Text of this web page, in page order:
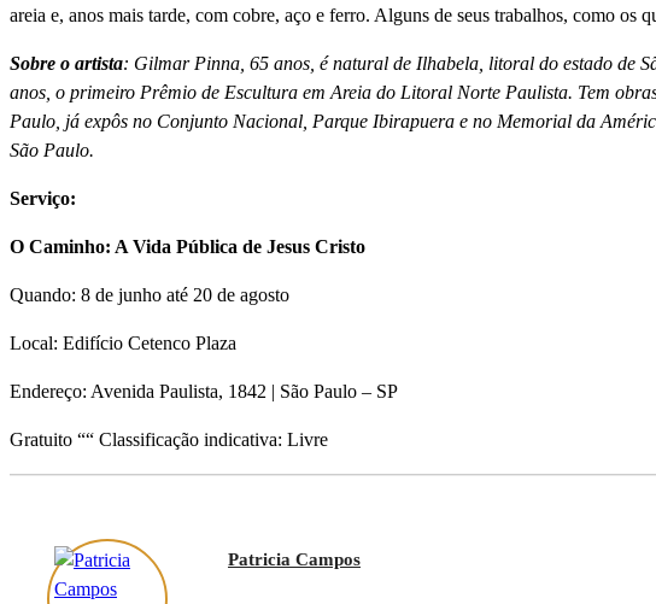
areia e, anos mais tarde, com cobre, aço e ferro. Alguns de seus trabalhos, como
Sobre o artista: Gilmar Pinna, 65 anos, é natural de Ilhabela, litoral do estado de
anos, o primeiro Prêmio de Escultura em Areia do Litoral Norte Paulista. Tem
Paulo, já expôs no Conjunto Nacional, Parque Ibirapuera e no Memorial da
São Paulo.
Serviço:
O Caminho: A Vida Pública de Jesus Cristo
Quando: 8 de junho até 20 de agosto
Local: Edifí­cio Cetenco Plaza
Endereço: Avenida Paulista, 1842 | São Paulo – SP
Gratuito ““ Classificação indicativa: Livre
Patricia Campos